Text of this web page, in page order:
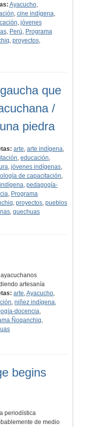
Ayacucho,
, cine indígena,
, jóvenes
, Perú, Programa
, proyectos,
que
/
piedra
arte,arte indígena,
,educación,
,jóvenes indígenas,
de capacitación,
,pedagogía-
, Programa
,proyectos,pueblos
,quechuas
artesanía
arte,Ayacucho,
,niñez indígena,
docencia,
Ñoqanchiq,
begins
periodística
de medio